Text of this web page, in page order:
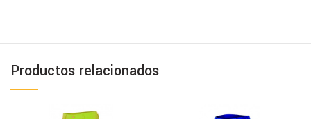
Productos relacionados